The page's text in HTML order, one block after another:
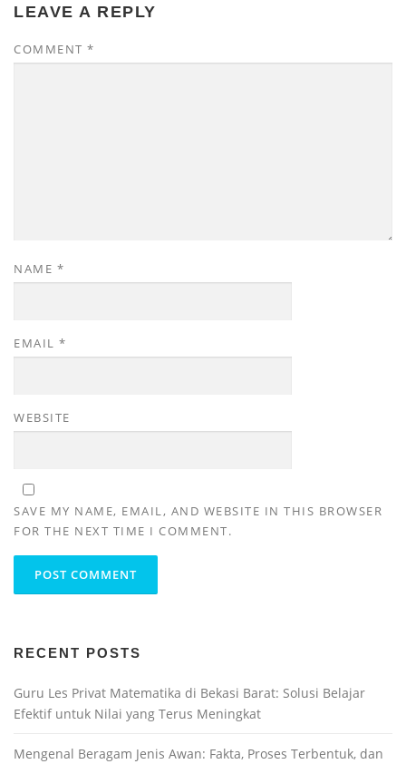
LEAVE A REPLY
COMMENT *
NAME *
EMAIL *
WEBSITE
SAVE MY NAME, EMAIL, AND WEBSITE IN THIS BROWSER
FOR THE NEXT TIME I COMMENT.
RECENT POSTS
Guru Les Privat Matematika di Bekasi Barat: Solusi Belajar
Efektif untuk Nilai yang Terus Meningkat
Mengenal Beragam Jenis Awan: Fakta, Proses Terbentuk, dan